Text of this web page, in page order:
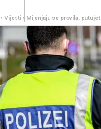
Vijesti Mijenjaju se pravila,